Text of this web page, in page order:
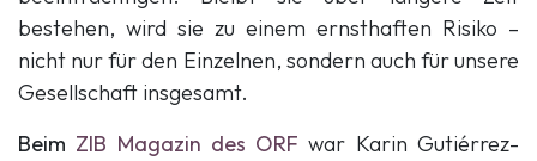
bestehen, wird sie zu einem ernsthaften Risiko –
nicht nur für den Einzelnen, sondern auch für unsere
Gesellschaft insgesamt.
Beim ZIB Magazin des ORF war Karin Gutiérrez-